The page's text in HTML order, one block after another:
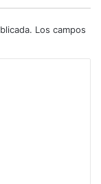
Los campos